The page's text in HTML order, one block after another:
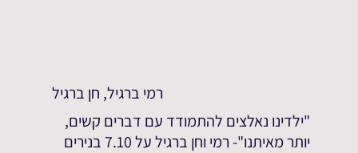
רמי ברגיל, חן ברגיל
"ילדינו נאלצים להתמודד עם דברים קשים,
יותר מאיתנו"- רמי וחן ברגיל על 7.10 בנירים